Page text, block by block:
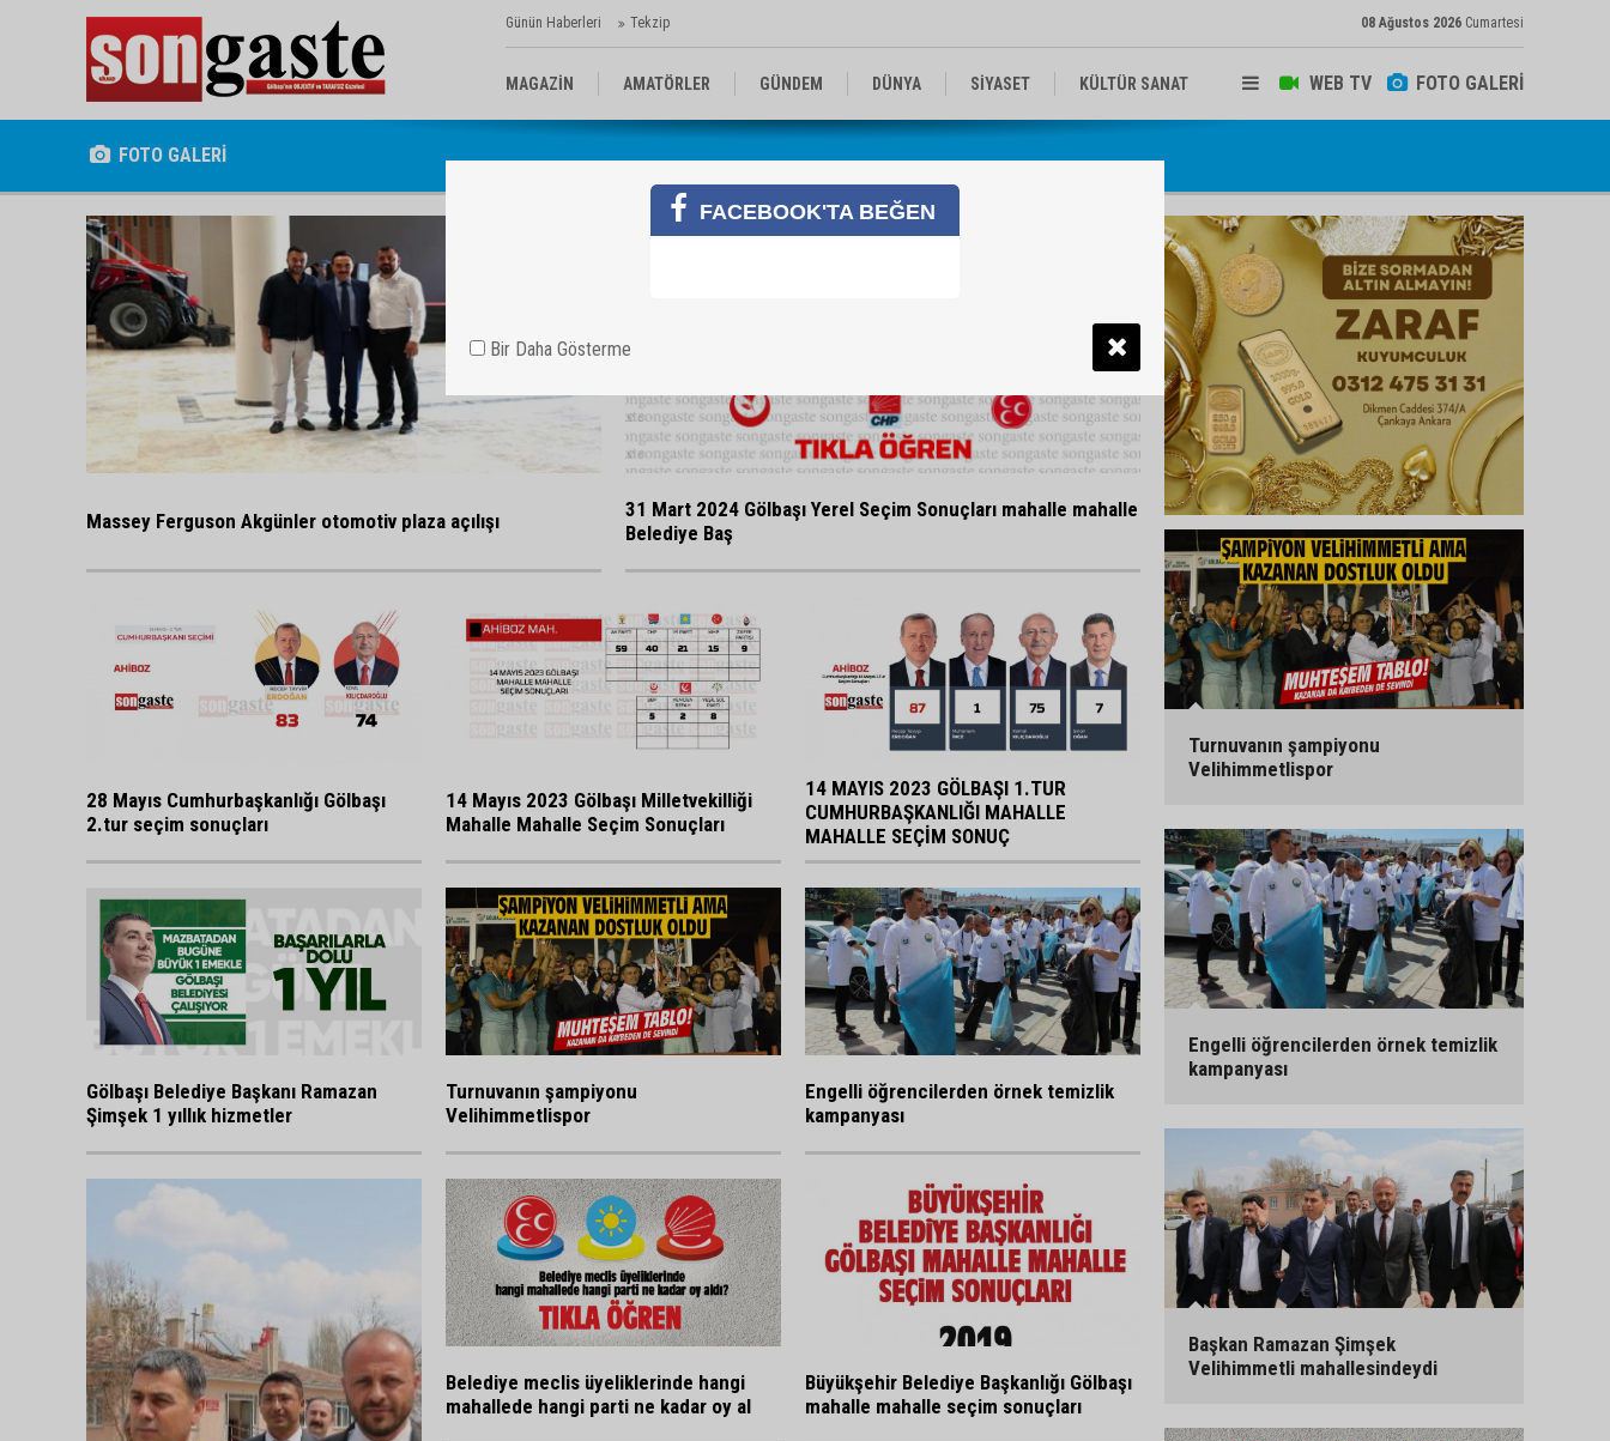
Günün Haberleri Tekzip 08 Ağustos 2026 Cumartesi
WEB TV FOTO GALERİ
MAGAZİN AMATÖRLER GÜNDEM DÜNYA SİYASET KÜLTÜR SANAT
FOTO GALERİ
Massey Ferguson Akgünler otomotiv plaza açılışı
31 Mart 2024 Gölbaşı Yerel Seçim Sonuçları mahalle mahalle
Belediye Baş
28 Mayıs Cumhurbaşkanlığı Gölbaşı
2.tur seçim sonuçları
14 Mayıs 2023 Gölbaşı Milletvekilliği
Mahalle Mahalle Seçim Sonuçları
14 MAYIS 2023 GÖLBAŞI 1.TUR
CUMHURBAŞKANLIĞI MAHALLE
MAHALLE SEÇİM SONUÇ
Gölbaşı Belediye Başkanı Ramazan
Şimşek 1 yıllık hizmetler
Turnuvanın şampiyonu
Velihimmetlispor
Engelli öğrencilerden örnek temizlik
kampanyası
Belediye meclis üyeliklerinde hangi
mahallede hangi parti ne kadar oy al
Büyükşehir Belediye Başkanlığı Gölbaşı
mahalle mahalle seçim sonuçları
Turnuvanın şampiyonu
Velihimmetlispor
Engelli öğrencilerden örnek temizlik
kampanyası
Başkan Ramazan Şimşek
Velihimmetli mahallesindeydi
FACEBOOK'TA BEĞEN
Bir Daha Gösterme